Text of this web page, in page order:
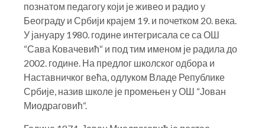
познатом педагогу који је живео и радио у
Београду и Србији крајем 19. и почетком 20. века.
У јануару 1980. године интегрисала се са ОШ
“Сава Ковачевић“ и под тим именом је радила до
2002. године. На предлог школског одбора и
Наставничког већа, одлуком Владе Републике
Србије, назив школе је промењен у ОШ “Јован
Миодраговић“.